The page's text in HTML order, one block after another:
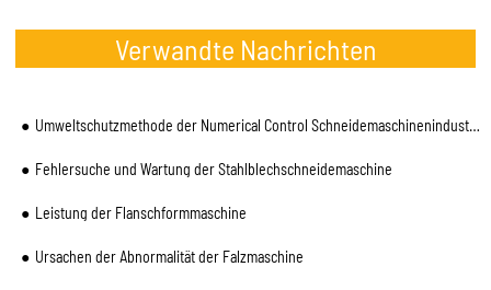
Verwandte Nachrichten
Umweltschutzmethode der Numerical Control Schneidemaschinenindustrie
Fehlersuche und Wartung der Stahlblechschneidemaschine
Leistung der Flanschformmaschine
Ursachen der Abnormalität der Falzmaschine